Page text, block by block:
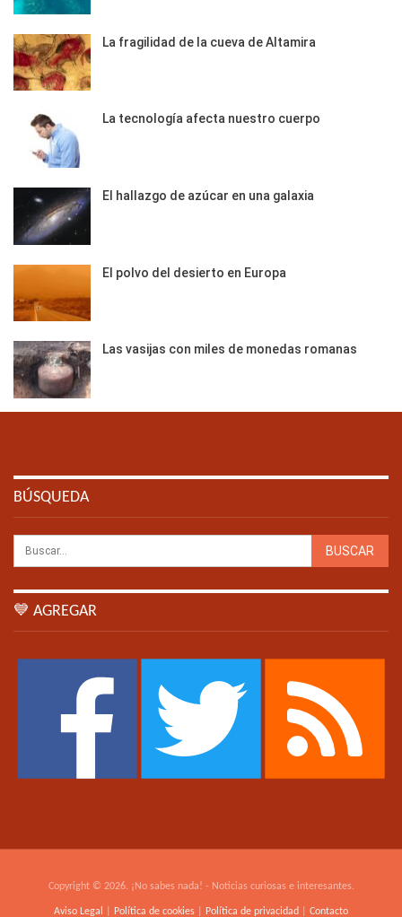
La fragilidad de la cueva de Altamira
La tecnología afecta nuestro cuerpo
El hallazgo de azúcar en una galaxia
El polvo del desierto en Europa
Las vasijas con miles de monedas romanas
BÚSQUEDA
💙 AGREGAR
Copyright © 2026. ¡No sabes nada! - Noticias curiosas e interesantes.
Aviso Legal Política de cookies Política de privacidad Contacto